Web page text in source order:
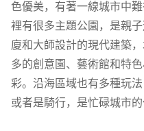
色優美，有著一線城市中
裡有很多主題公園，是親
廈和大師設計的現代建築
多的創意園、藝術館和特
彩。沿海區域也有多種玩
或者是騎行，是忙碌城市的